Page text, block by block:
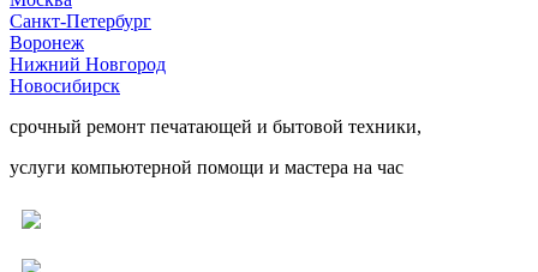
Санкт-Петербург
Воронеж
Нижний Новгород
Новосибирск
срочный ремонт печатающей и бытовой техники,
услуги компьютерной помощи и мастера на час